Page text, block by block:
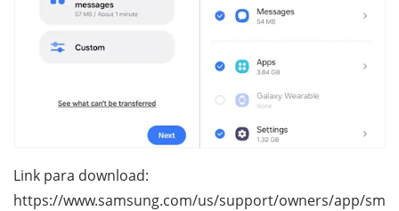
Link para download:
https://www.samsung.com/us/support/owners/app/sm